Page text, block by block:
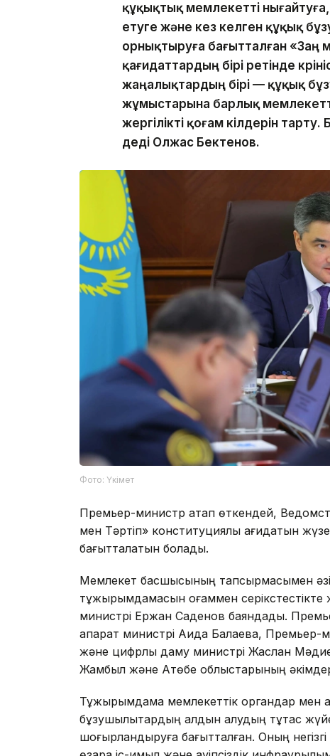
құқықтық мемлекетті
етуге және кез келген құқық
орнықтыруға бағытталған «Заң
қағидаттардың бірі ретінде
жаңалықтардың бірі — құқық
жұмыстарына барлық
жергілікті қоғам өкілдерін
деді Олжас Бектенов.
Фото: Үкімет
Премьер-министр атап өткендей,
мен Тәртіп» конституциялық қағидатын
бағытталатын болады.
Мемлекет басшысының тапсырмасымен
тұжырымдамасын қоғаммен серікстестікте
министрі Ержан Саденов баяндады.
ақпарат министрі Аида Балаева,
және цифрлық даму министрі Жаслан
Жамбыл және Ақтөбе облыстарының
Тұжырымдама мемлекеттік органдар мен
бұзушылықтардың алдын алудың тұтас
шоғырландыруға бағытталған. Оның